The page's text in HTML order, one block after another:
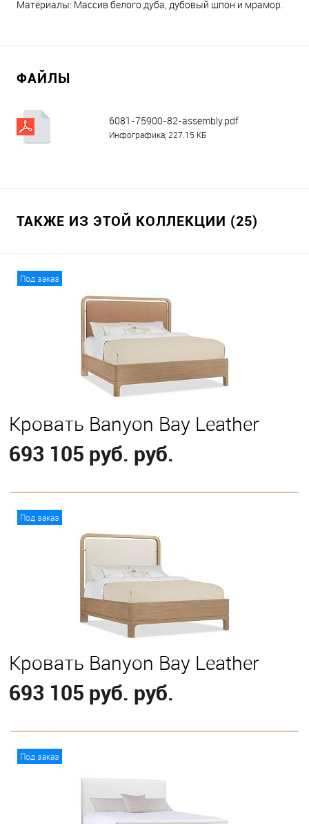
Материалы: Массив белого дуба, дубовый шпон и мрамор.
ФАЙЛЫ
6081-75900-82-assembly.pdf
Инфографика, 227.15 КБ
ТАКЖЕ ИЗ ЭТОЙ КОЛЛЕКЦИИ (25)
Под заказ
Кровать Banyon Bay Leather
693 105 руб. руб.
Eastern King
Под заказ
Кровать Banyon Bay Leather
693 105 руб. руб.
Eastern King Queen
Под заказ